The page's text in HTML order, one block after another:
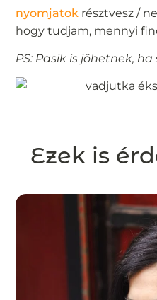
nyomjatok résztvesz /
hogy tudjam, mennyi
PS: Pasik is jöhetnek,
Ezek is